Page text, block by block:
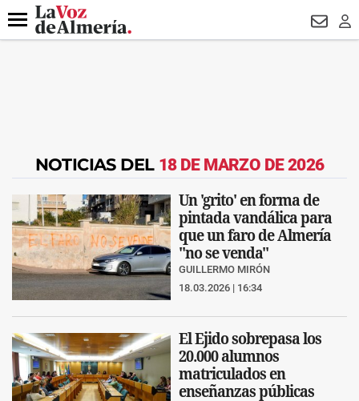
DESTACADO DRON UDA
Menú
NOTICIAS DEL 18 DE MARZO DE 2026
Un 'grito' en forma de
pintada vandálica para
que un faro de Almería
"no se venda"
GUILLERMO MIRÓN
18.03.2026 | 16:34
El Ejido sobrepasa los
20.000 alumnos
matriculados en
enseñanzas públicas